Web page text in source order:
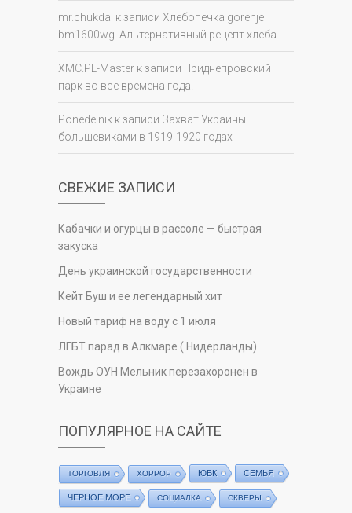
mr.chukdal к записи Хлебопечка gorenje
bm1600wg. Альтернативный рецепт хлеба.
XMC.PL-Master к записи Приднепровский
парк во все времена года.
Ponedelnik к записи Захват Украины
большевиками в 1919-1920 годах
СВЕЖИЕ ЗАПИСИ
Кабачки и огурцы в рассоле — быстрая
закуска
День украинской государственности
Кейт Буш и ее легендарный хит
Новый тариф на воду с 1 июля
ЛГБТ парад в Алкмаре ( Нидерланды)
Вождь ОУН Мельник перезахоронен в
Украине
ПОПУЛЯРНОЕ НА САЙТЕ
ТОРГОВЛЯ ХОРРОР ЮБК СЕМЬЯ
ЧЕРНОЕ МОРЕ СОЦИАЛКА СКВЕРЫ